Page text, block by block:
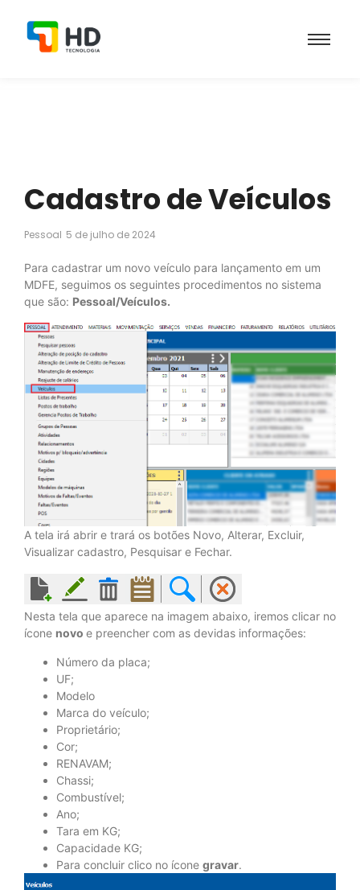
Cadastro de Veículos
Pessoal 5 de julho de 2024
Para cadastrar um novo veículo para lançamento em um
MDFE, seguimos os seguintes procedimentos no sistema
que são: Pessoal/Veículos.
A tela irá abrir e trará os botões Novo, Alterar, Excluir,
Visualizar cadastro, Pesquisar e Fechar.
Nesta tela que aparece na imagem abaixo, iremos clicar no
ícone novo e preencher com as devidas informações:
Número da placa;
UF;
Modelo
Marca do veículo;
Proprietário;
Cor;
RENAVAM;
Chassi;
Combustível;
Ano;
Tara em KG;
Capacidade KG;
Para concluir clico no ícone gravar.